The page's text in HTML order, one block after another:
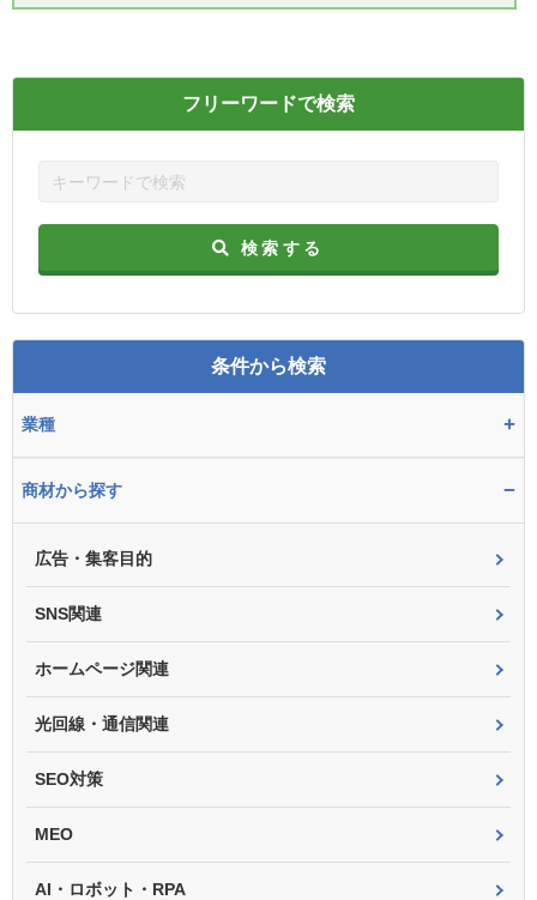
フリーワードで検索
検索する
条件から検索
業種 +
商材から探す −
広告・集客目的
SNS関連
ホームページ関連
光回線・通信関連
SEO対策
MEO
AI・ロボット・RPA